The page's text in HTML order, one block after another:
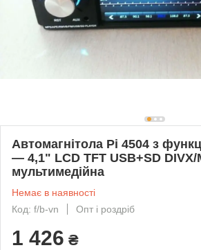
Автомагнітола Pi 4504 з
— 4,1" LCD TFT USB+SD DIVX/
мультимедійна
Немає в наявності
Код: f/b-vn
Опт і роздріб
1 426 ₴